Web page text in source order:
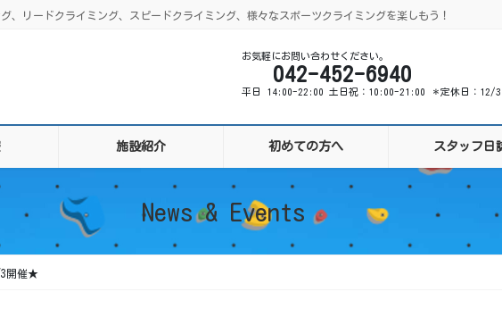
、リードクライミング、スピードクライミング、様々なスポーツクライミングを楽しもう！
お気軽にお問い合わせください。
042-452-6940
平日 14:00-22:00 土日祝：10:00-21:00 ＊定休日：12/
施設紹介 初めての方へ スタッフ日
News & Events
開催★